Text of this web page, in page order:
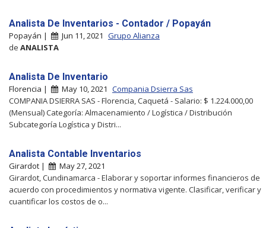
Analista De Inventarios - Contador / Popayán
Popayán | Jun 11, 2021 Grupo Alianza
de ANALISTA
Analista De Inventario
Florencia | May 10, 2021 Compania Dsierra Sas
COMPANIA DSIERRA SAS - Florencia, Caquetá - Salario: $ 1.224.000,00
(Mensual) Categoría: Almacenamiento / Logística / Distribución
Subcategoría Logística y Distri...
Analista Contable Inventarios
Girardot |
May 27, 2021
Girardot, Cundinamarca - Elaborar y soportar informes financieros de
acuerdo con procedimientos y normativa vigente. Clasificar, verificar y
cuantificar los costos de o...